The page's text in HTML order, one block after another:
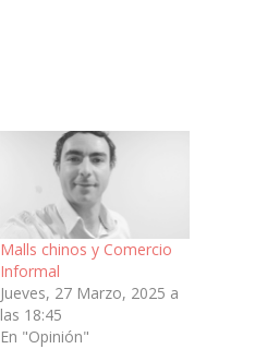
Malls chinos y Comercio
Informal
Jueves, 27 Marzo, 2025 a
las 18:45
En "Opinión"